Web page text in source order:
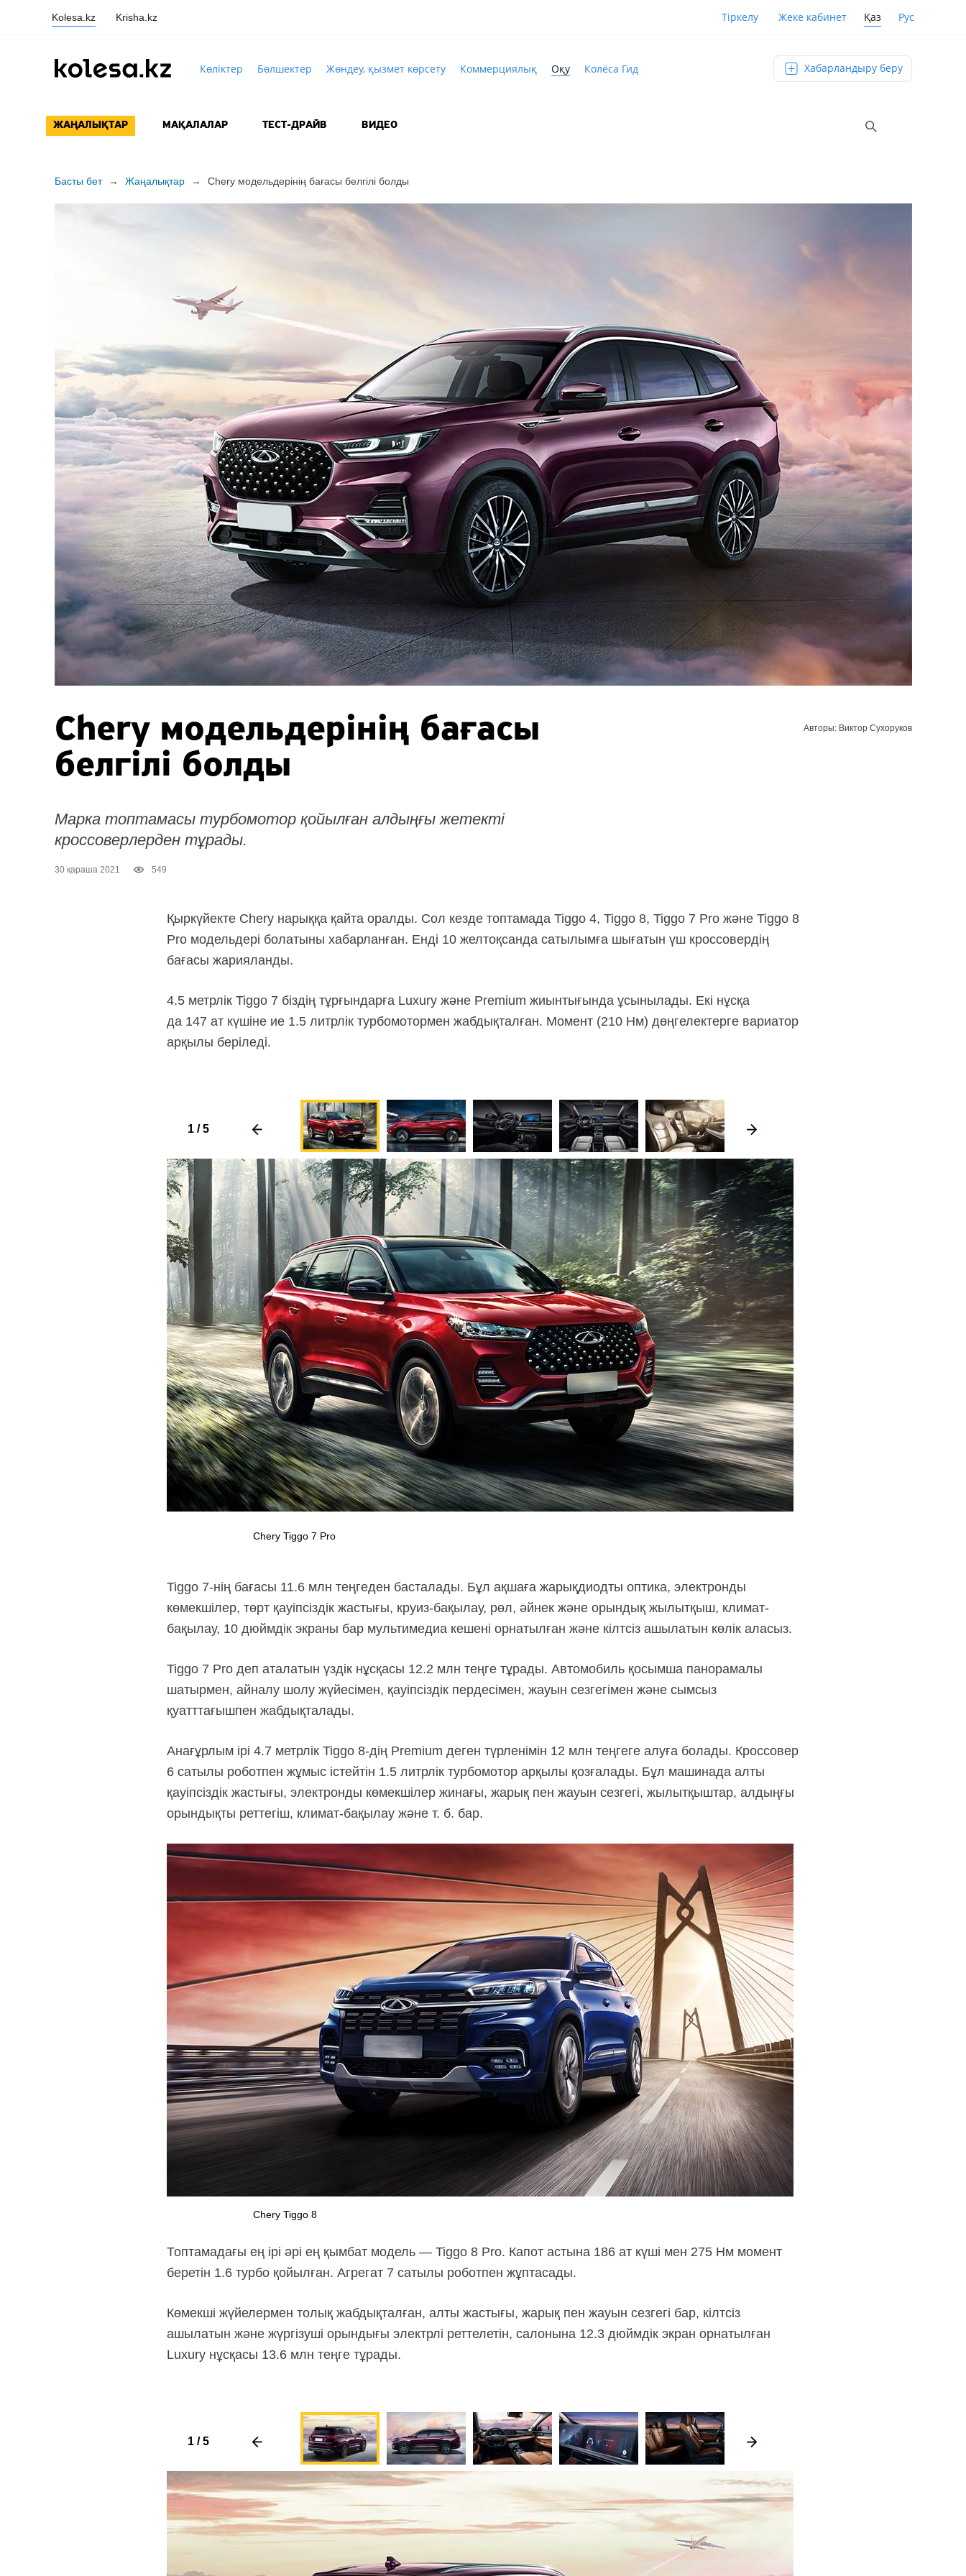
Kolesa.kz Krisha.kz Тіркелу Жеке кабинет Қаз Рус
Көліктер Бөлшектер Жөндеу, қызмет көрсету Коммерциялық Оқу Колёса Гид Хабарландыру беру
ЖАҢАЛЫҚТАР МАҚАЛАЛАР ТЕСТ-ДРАЙВ ВИДЕО
Басты бет → Жаңалықтар → Chery модельдерінің бағасы белгілі болды
Chery модельдерінің бағасы
белгілі болды
Марка топтамасы турбомотор қойылған алдыңғы жетекті
кроссоверлерден тұрады.
30 қараша 2021 549
Авторы: Виктор Сухоруков
Қыркүйекте Chery нарыққа қайта оралды. Сол кезде топтамада Tiggo 4, Tiggo 8, Tiggo 7 Pro және Tiggo 8
Pro модельдері болатыны хабарланған. Енді 10 желтоқсанда сатылымға шығатын үш кроссовердің
бағасы жарияланды.
4.5 метрлік Tiggo 7 біздің тұрғындарға Luxury және Premium жиынтығында ұсынылады. Екі нұсқа
да 147 ат күшіне ие 1.5 литрлік турбомотормен жабдықталған. Момент (210 Нм) дөңгелектерге вариатор
арқылы беріледі.
1/5
Chery Tiggo 7 Pro
Tiggo 7-нің бағасы 11.6 млн теңгеден басталады. Бұл ақшаға жарықдиодты оптика, электронды
көмекшілер, төрт қауіпсіздік жастығы, круиз-бақылау, рөл, әйнек және орындық жылытқыш, климат-
бақылау, 10 дюймдік экраны бар мультимедиа кешені орнатылған және кілтсіз ашылатын көлік аласыз.
Tiggo 7 Pro деп аталатын үздік нұсқасы 12.2 млн теңге тұрады. Автомобиль қосымша панорамалы
шатырмен, айналу шолу жүйесімен, қауіпсіздік пердесімен, жауын сезгегімен және сымсыз
қуатттағышпен жабдықталады.
Анағұрлым ірі 4.7 метрлік Tiggo 8-дің Premium деген түрленімін 12 млн теңгеге алуға болады. Кроссовер
6 сатылы роботпен жұмыс істейтін 1.5 литрлік турбомотор арқылы қозғалады. Бұл машинада алты
қауіпсіздік жастығы, электронды көмекшілер жинағы, жарық пен жауын сезгегі, жылытқыштар, алдыңғы
орындықты реттегіш, климат-бақылау және т. б. бар.
Chery Tiggo 8
Топтамадағы ең ірі әрі ең қымбат модель — Tiggo 8 Pro. Капот астына 186 ат күші мен 275 Нм момент
беретін 1.6 турбо қойылған. Агрегат 7 сатылы роботпен жұптасады.
Көмекші жүйелермен толық жабдықталған, алты жастығы, жарық пен жауын сезгегі бар, кілтсіз
ашылатын және жүргізуші орындығы электрлі реттелетін, салонына 12.3 дюймдік экран орнатылған
Luxury нұсқасы 13.6 млн теңге тұрады.
1/5